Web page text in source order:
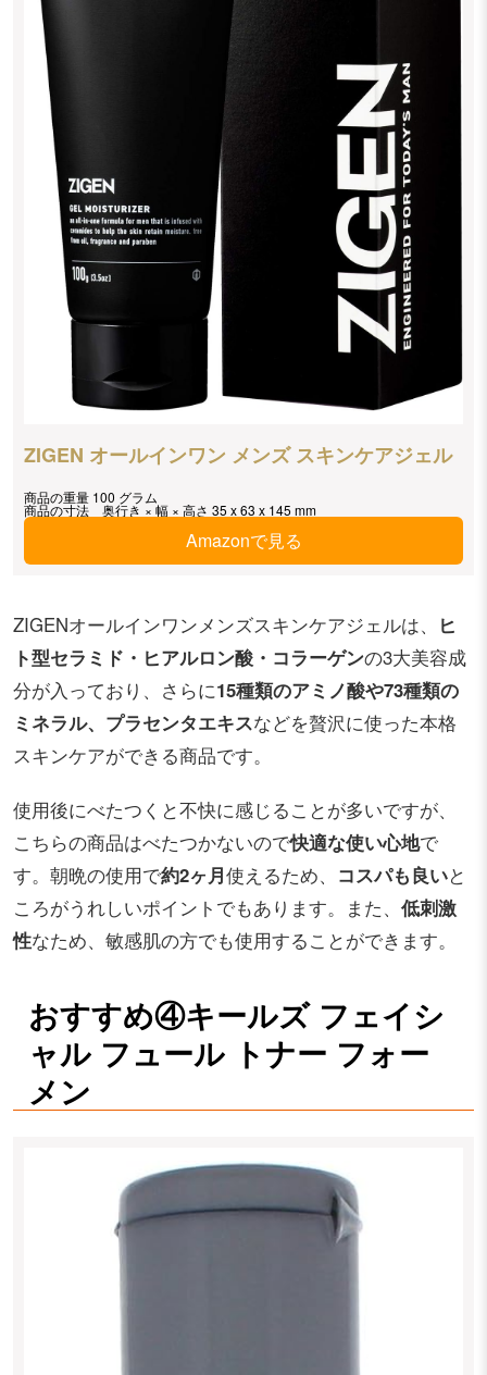
ZIGEN オールインワン メンズ スキンケアジェル
商品の重量 100 グラム
商品の寸法 奥行き × 幅 × 高さ 35 x 63 x 145 mm
Amazonで見る
ZIGENオールインワンメンズスキンケアジェルは、
ヒ
ト型セラミド・ヒアルロン酸・コラーゲンの3大美容成
分が入っており、さらに15種類のアミノ酸や73種類の
ミネラル、プラセンタエキスなどを贅沢に使った本格
スキンケアができる商品です。
使用後にべたつくと不快に感じることが多いですが、
こちらの商品はべたつかないので快適な使い心地で
す。朝晩の使用で約2ヶ月使えるため、 コスパも良いと
ころがうれしいポイントでもあります。また、 低刺激
性なため、敏感肌の方でも使用することができます。
おすすめ④キールズ フェイシ
ャル フュール トナー フォー
メン